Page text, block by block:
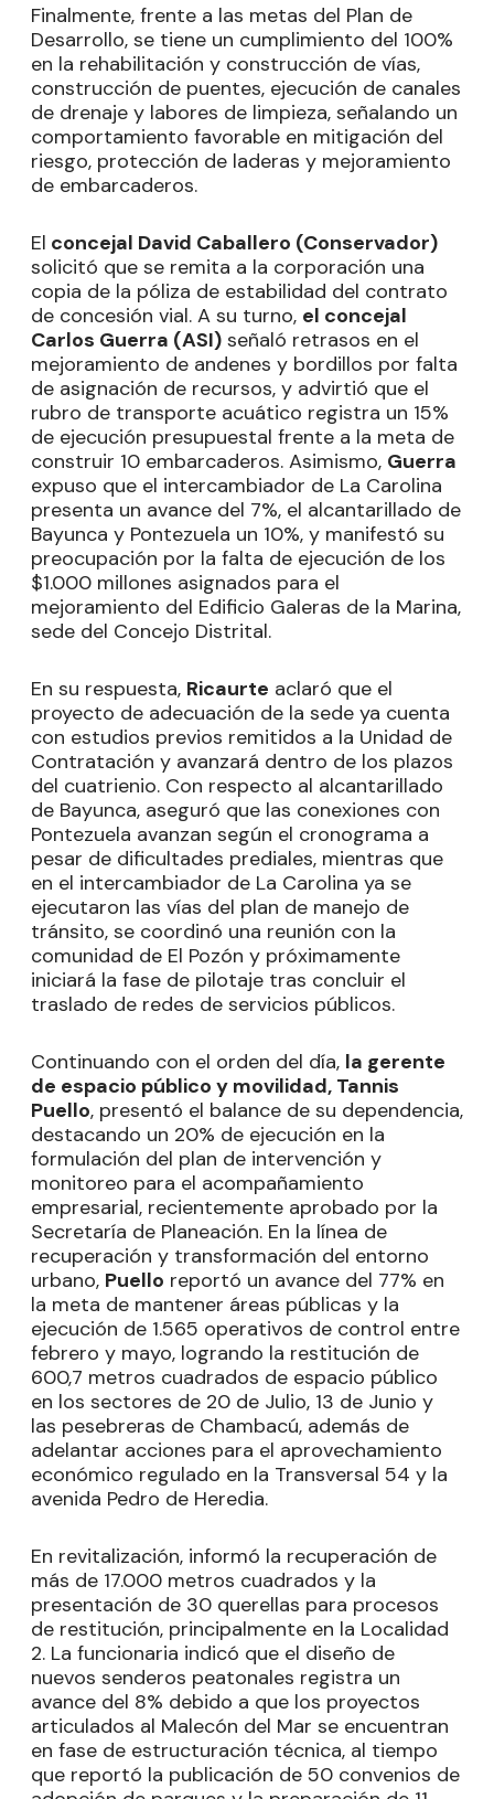
Finalmente, frente a las metas del Plan de
Desarrollo, se tiene un cumplimiento del 100%
en la rehabilitación y construcción de vías,
construcción de puentes, ejecución de canales
de drenaje y labores de limpieza, señalando un
comportamiento favorable en mitigación del
riesgo, protección de laderas y mejoramiento
de embarcaderos.
El concejal David Caballero (Conservador)
solicitó que se remita a la corporación una
copia de la póliza de estabilidad del contrato
de concesión vial. A su turno, el concejal
Carlos Guerra (ASI) señaló retrasos en el
mejoramiento de andenes y bordillos por falta
de asignación de recursos, y advirtió que el
rubro de transporte acuático registra un 15%
de ejecución presupuestal frente a la meta de
construir 10 embarcaderos. Asimismo, Guerra
expuso que el intercambiador de La Carolina
presenta un avance del 7%, el alcantarillado de
Bayunca y Pontezuela un 10%, y manifestó su
preocupación por la falta de ejecución de los
$1.000 millones asignados para el
mejoramiento del Edificio Galeras de la Marina,
sede del Concejo Distrital.
En su respuesta, Ricaurte aclaró que el
proyecto de adecuación de la sede ya cuenta
con estudios previos remitidos a la Unidad de
Contratación y avanzará dentro de los plazos
del cuatrienio. Con respecto al alcantarillado
de Bayunca, aseguró que las conexiones con
Pontezuela avanzan según el cronograma a
pesar de dificultades prediales, mientras que
en el intercambiador de La Carolina ya se
ejecutaron las vías del plan de manejo de
tránsito, se coordinó una reunión con la
comunidad de El Pozón y próximamente
iniciará la fase de pilotaje tras concluir el
traslado de redes de servicios públicos.
Continuando con el orden del día, la gerente
de espacio público y movilidad, Tannis
Puello, presentó el balance de su dependencia,
destacando un 20% de ejecución en la
formulación del plan de intervención y
monitoreo para el acompañamiento
empresarial, recientemente aprobado por la
Secretaría de Planeación. En la línea de
recuperación y transformación del entorno
urbano, Puello reportó un avance del 77% en
la meta de mantener áreas públicas y la
ejecución de 1.565 operativos de control entre
febrero y mayo, logrando la restitución de
600,7 metros cuadrados de espacio público
en los sectores de 20 de Julio, 13 de Junio y
las pesebreras de Chambacú, además de
adelantar acciones para el aprovechamiento
económico regulado en la Transversal 54 y la
avenida Pedro de Heredia.
En revitalización, informó la recuperación de
más de 17.000 metros cuadrados y la
presentación de 30 querellas para procesos
de restitución, principalmente en la Localidad
2. La funcionaria indicó que el diseño de
nuevos senderos peatonales registra un
avance del 8% debido a que los proyectos
articulados al Malecón del Mar se encuentran
en fase de estructuración técnica, al tiempo
que reportó la publicación de 50 convenios de